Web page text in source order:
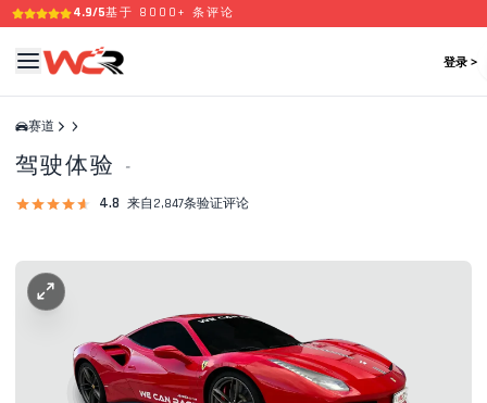
4.9/5基于 8000+ 条评论
登录 >
赛道
驾驶体验 -
4.8 来自2,847条验证评论